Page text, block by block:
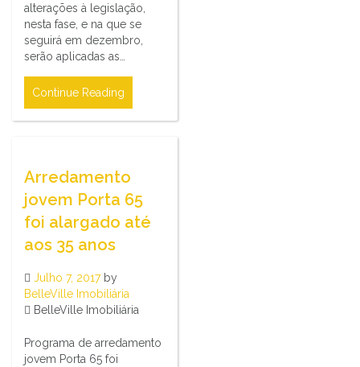
alterações à legislação,
nesta fase, e na que se
seguirá em dezembro,
serão aplicadas as…
Continue Reading
Arredamento
jovem Porta 65
foi alargado até
aos 35 anos
Julho 7, 2017by
BelleVille Imobiliária
BelleVille Imobiliária
Programa de arredamento
jovem Porta 65 foi